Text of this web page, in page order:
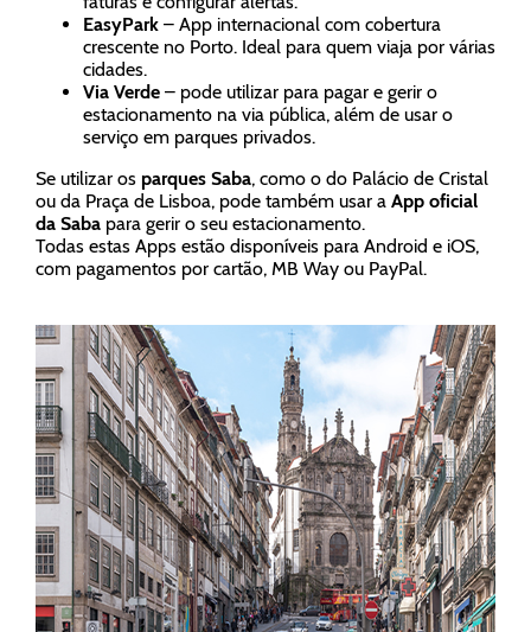
EasyPark – App internacional com cobertura
crescente no Porto. Ideal para quem viaja por várias
cidades.
Via Verde – pode utilizar para pagar e gerir o
estacionamento na via pública, além de usar o
serviço em parques privados.
Se utilizar os parques Saba, como o do Palácio de Cristal
ou da Praça de Lisboa, pode também usar a App oficial
da Saba para gerir o seu estacionamento.
Todas estas Apps estão disponíveis para Android e iOS,
com pagamentos por cartão, MB Way ou PayPal.